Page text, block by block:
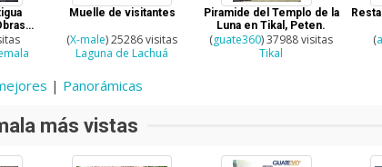
Muelle de visitantes
(X-male) 25286 visitas
Laguna de Lachuá
Piramide del Templo de la
Luna en Tikal, Peten.
(guate360) 37988 visitas
Tikal
(
| Panorámicas
más vistas